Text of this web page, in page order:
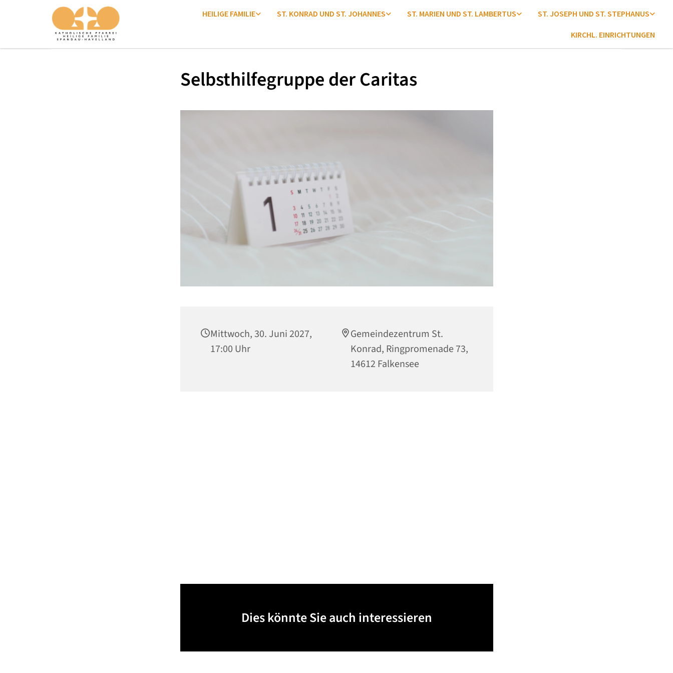
HEILIGE FAMILIE ST. KONRAD UND ST. JOHANNES ST. MARIEN UND ST. LAMBERTUS ST. JOSEPH UND ST. STEPHANUS
KIRCHL. EINRICHTUNGEN
Selbsthilfegruppe der Caritas
Mittwoch, 30. Juni 2027,
17:00 Uhr
Gemeindezentrum St.
Konrad, Ringpromenade 73,
14612 Falkensee
Dies könnte Sie auch interessieren